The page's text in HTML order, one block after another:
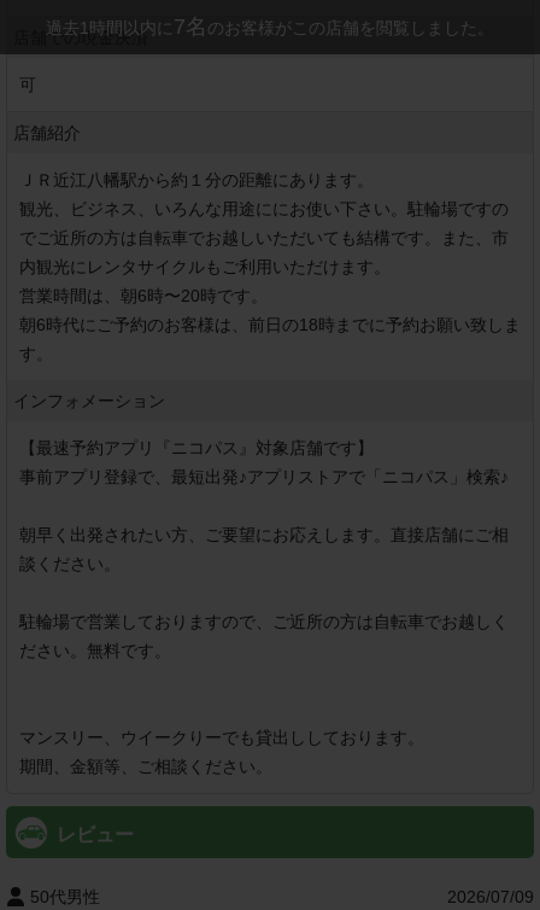
店舗での現金決済
可
店舗紹介
ＪＲ近江八幡駅から約１分の距離にあります。
観光、ビジネス、いろんな用途ににお使い下さい。駐輪場ですの
でご近所の方は自転車でお越しいただいても結構です。また、市
内観光にレンタサイクルもご利用いただけます。
営業時間は、朝6時〜20時です。
朝6時代にご予約のお客様は、前日の18時までに予約お願い致しま
インフォメーション
【最速予約アプリ『ニコパス』対象店舗です】
事前アプリ登録で、最短出発♪アプリストアで「ニコパス」検索♪
朝早く出発されたい方、ご要望にお応えします。直接店舗にご相
談ください。
駐輪場で営業しておりますので、ご近所の方は自転車でお越しく
ださい。無料です。
マンスリー、ウイークりーでも貸出ししております。
期間、金額等、ご相談ください。
レビュー
50代男性 2026/07/09
過去1時間以内に7名 のお客様がこの店舗を閲覧しました。